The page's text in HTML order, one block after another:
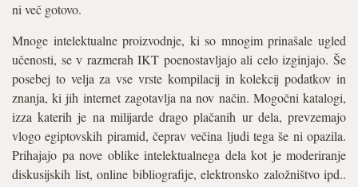
ni več gotovo.
Mnoge intelektualne proizvodnje, ki so mnogim prinašale ugled
učenosti, se v razmerah IKT poenostavljajo ali celo izginjajo. Še
posebej to velja za vse vrste kompilacij in kolekcij podatkov in
znanja, ki jih internet zagotavlja na nov način. Mogočni katalogi,
izza katerih je na milijarde drago plačanih ur dela, prevzemajo
vlogo egiptovskih piramid, čeprav večina ljudi tega še ni opazila.
Prihajajo pa nove oblike intelektualnega dela kot je moderiranje
diskusijskih list, online bibliografije, elektronsko založništvo ipd..